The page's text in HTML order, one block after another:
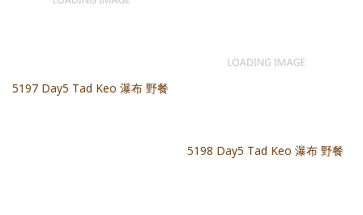
5197 Day5 Tad Keo 瀑布 野餐